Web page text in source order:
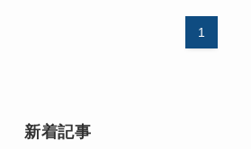
1
新着記事